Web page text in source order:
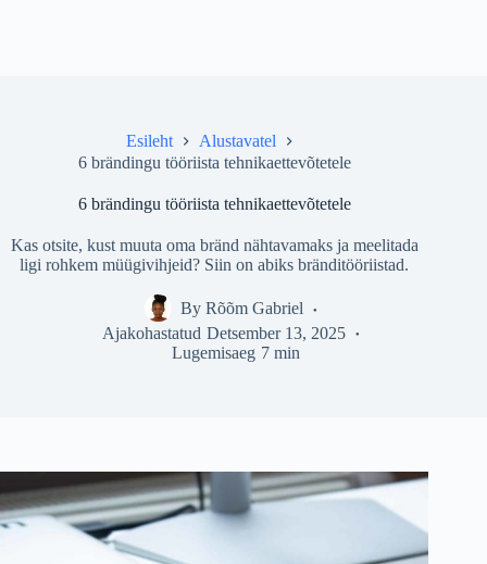
Esileht
Alustavatel
6 brändingu tööriista tehnikaettevõtetele
6 brändingu tööriista tehnikaettevõtetele
Kas otsite, kust muuta oma bränd nähtavamaks ja meelitada
ligi rohkem müügivihjeid? Siin on abiks bränditööriistad.
By Rõõm Gabriel
Ajakohastatud Detsember 13, 2025
Lugemisaeg 7 min